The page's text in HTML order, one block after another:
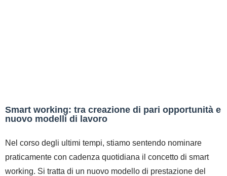
Smart working: tra creazione di pari opportunità e
nuovo modelli di lavoro
Nel corso degli ultimi tempi, stiamo sentendo nominare
praticamente con cadenza quotidiana il concetto di smart
working. Si tratta di un nuovo modello di prestazione del